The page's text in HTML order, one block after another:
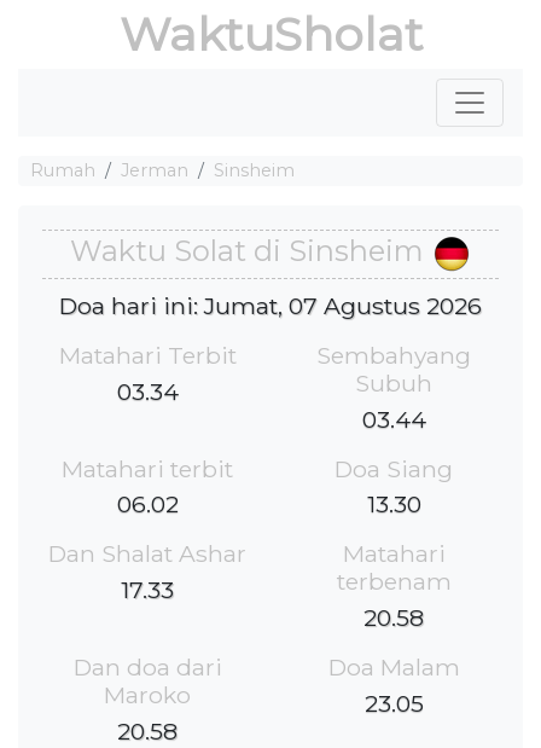
WaktuSholat
Rumah Jerman Sinsheim
Waktu Solat di Sinsheim
Doa hari ini: Jumat, 07 Agustus 2026
Matahari Terbit
03.34
Sembahyang
Subuh
03.44
Matahari terbit
06.02
Doa Siang
13.30
Dan Shalat Ashar
17.33
Matahari
terbenam
20.58
Dan doa dari
Maroko
20.58
Doa Malam
23.05